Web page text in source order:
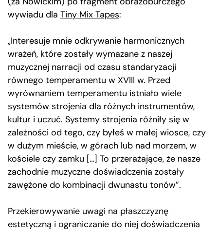
wywiadu dla Tiny Mix Tapes:
„Interesuje mnie odkrywanie harmonicznych
wrażeń, które zostały wymazane z naszej
muzycznej narracji od czasu standaryzacji
równego temperamentu w XVIII w. Przed
wyrównaniem temperamentu istniało wiele
systemów strojenia dla różnych instrumentów,
kultur i uczuć. Systemy strojenia różniły się w
zależności od tego, czy byłeś w małej wiosce, czy
w dużym mieście, w górach lub nad morzem, w
kościele czy zamku […] To przerażające, że nasze
zachodnie muzyczne doświadczenia zostały
zawężone do kombinacji dwunastu tonów”.
Przekierowywanie uwagi na płaszczyznę
estetyczną i ograniczanie do niej doświadczenia